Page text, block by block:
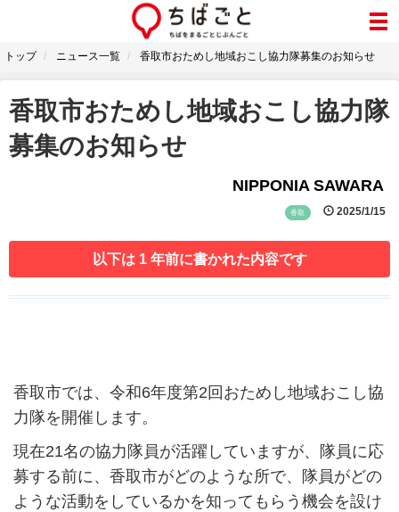
トップ ニュース一覧 香取市おためし地域おこし協力隊募集のお知らせ
香取市おためし地域おこし協力隊
募集のお知らせ
NIPPONIA SAWARA
香取 2025/1/15
以下は 1 年前に書かれた内容です
香取市では、令和6年度第2回おためし地域おこし協
力隊を開催します。
現在21名の協力隊員が活躍していますが、隊員に応
募する前に、香取市がどのような所で、隊員がどの
ような活動をしているかを知ってもらう機会を設け